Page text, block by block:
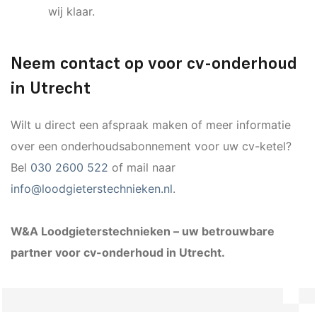
wij klaar.
Neem contact op voor cv-onderhoud
in Utrecht
Wilt u direct een afspraak maken of meer informatie
over een onderhoudsabonnement voor uw cv-ketel?
Bel 030 2600 522 of mail naar
info@loodgieterstechnieken.nl.
W&A Loodgieterstechnieken – uw betrouwbare
partner voor cv-onderhoud in Utrecht.